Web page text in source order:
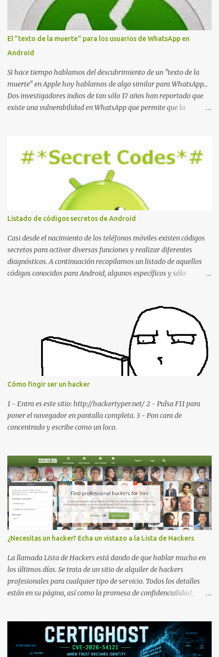
El "texto de la muerte" para los usuarios de WhatsApp en
Android
Si hace tiempo hablamos del descubrimiento de un "texto de la
muerte" en Apple hoy hablamos de algo similar para WhatsApp...
Dos investigadores indios de tan sólo 17 años han reportado que
existe una vulnerabilidad en WhatsApp que permite que la
La vulnerabilidad ha sido probada y funciona correctamente en la
mayoría de las versiones de Android y de WhatsApp incluyendo la
2.11.431 y 2.11.432. Sin embargo todavía no se ha probado en iOS y
Windows no parece ser vulnerable. Esto podría provocar que se
extienda como una pesada broma la moda de bloquear WhatsApp
a otras personas, cuyo modo de recuperar el uso de la misma sería
borrando la conversación y el historial de chat con quien
estábamos conversando. Imaginad que ocurre si este mensaje se
envía a un grupo... Fuente: Crash Your Friends' WhatsApp
Remotely with Just a Message
Listado de códigos secretos de Android
Casi desde el nacimiento de los teléfonos móviles existen códigos
secretos para activar diversas funciones y realizar diferentes
diagnósticos. A continuación recopilamos un listado de aquellos
códigos conocidos para Android, algunos específicos y sólo
IMEI del dispositivo *#*#1111#*#* : Información sobre la versión
de software FTA *#*#2222#*#* : Información sobre la v ersión
del hardware FTA *#*#1234#*#* : Información sobre la versión
de software PDA y de firmware *#*#232337#*#* : Muestra la
dirección Bluetooth del smartphone *#*#232338#*#* : Muestra
la dirección MAC del la tarjeta WiFi del dispositivo *#*#2663#*#*
: Visualiza la versión de la pantalla táctil del smartphone
*#*#3264#*#* : Muestra que versión de memoria RAM está
disponible en el smartphone o la tablet *#*#34971539#*#* :
Visualiza la información detallada d...
Cómo fingir ser un hacker
1 - Entra es este sitio: http://hackertyper.net/ 2 - Pulsa F11 para
poner el navegador en pantalla completa. 3 - Pon cara de
concentrado y escribe como un loco.
¿Necesitas un hacker? Echa un vistazo a la Lista de Hackers
La llamada Lista de Hackers está dando de que hablar mucho en
los últimos días. Se trata de un sitio de alquiler de hackers
profesionales para cualquier tipo de servicio. Todos los detalles
están en su página, así como la promesa de confidencialidad,
contratados desde la plataforma. En el sitio se asegura de que
Lista de Hackers, con identidades desconocidas, fue creada para un
"uso legal y ético", y sin embargo existen propuestas de dudosa